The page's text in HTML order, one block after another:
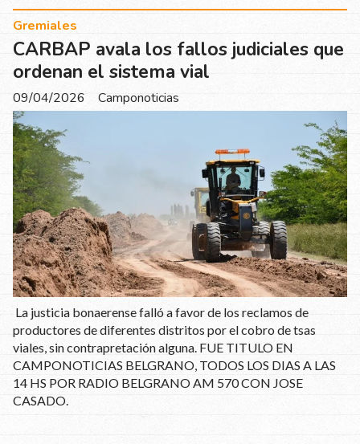
CARBAP avala los fallos judiciales que
ordenan el sistema vial
Camponoticias
Gremiales
09/04/2026
La justicia bonaerense falló a favor de los reclamos de
productores de diferentes distritos por el cobro de tsas
viales, sin contrapretación alguna. FUE TITULO EN
CAMPONOTICIAS BELGRANO, TODOS LOS DIAS A LAS
14 HS POR RADIO BELGRANO AM 570 CON JOSE
CASADO.